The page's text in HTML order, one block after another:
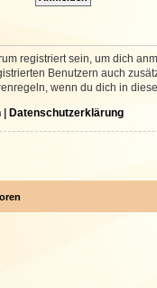
registriert sein, um dich
Benutzern auch
wenn du dich in
| Datenschutzerklärung